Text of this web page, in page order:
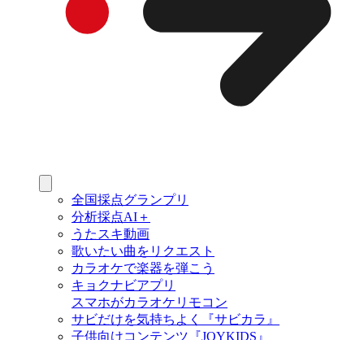
全国採点グランプリ
分析採点AI＋
うたスキ動画
歌いたい曲をリクエスト
カラオケで楽器を弾こう
キョクナビアプリ
スマホがカラオケリモコン
サビだけを気持ちよく『サビカラ』
子供向けコンテンツ『JOYKIDS』